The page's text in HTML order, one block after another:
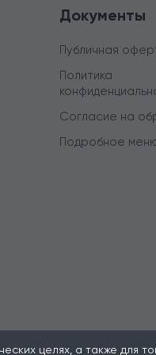
целях, а также для
Документы
Публичная
Политика
Согласие на
Подробное